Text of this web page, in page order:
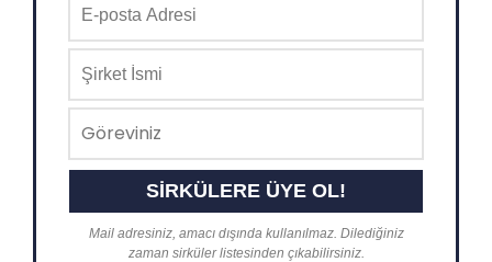
Mail adresiniz, amacı dışında kullanılmaz. Dilediğiniz
zaman sirküler listesinden çıkabilirsiniz.